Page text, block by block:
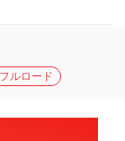
ルロード